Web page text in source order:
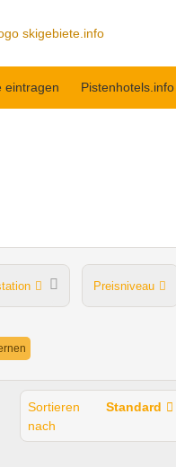
eintragen Pistenhotels.info
Preisniveau
Sortieren
nach
Standard